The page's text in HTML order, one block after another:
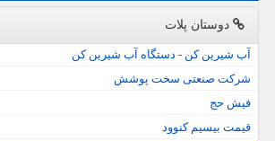
دوستان پلات
آب شیرین کن - دستگاه آب شیرین کن
شرکت صنعتی سخت پوشش
فیش حج
قیمت بیسیم کنوود